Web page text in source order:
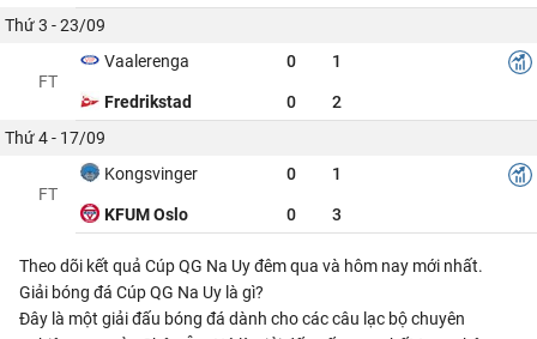
Thứ 3 - 23/09
FT
Vaalerenga 0 1
Fredrikstad 0
2
Thứ 4 - 17/09
FT
Kongsvinger 0 1
KFUM Oslo 0 3
Theo dõi kết quả Cúp QG Na Uy đêm qua và hôm nay mới nhất.
Giải bóng đá Cúp QG Na Uy là gì?
Đây là một giải đấu bóng đá dành cho các câu lạc bộ chuyên